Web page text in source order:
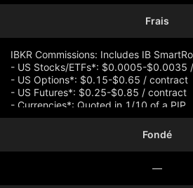
Frais
IBKR Commissions: Includes IB
- US Stocks/ETFs*: $0.0005-$0.0035
- US Options*: $0.15-$0.65 / contract
- US Futures*: $0.25-$0.85 / contract
- Currencies*: Quoted in 1/10 of a PIP
- Comparable rates worldwide
*Additional charges and restrictions
Fondé
—